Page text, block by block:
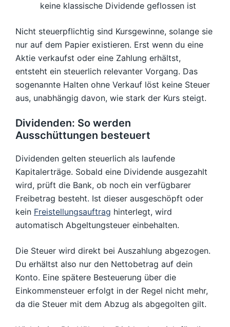
keine klassische Dividende geflossen ist
Nicht steuerpflichtig sind Kursgewinne, solange sie
nur auf dem Papier existieren. Erst wenn du eine
Aktie verkaufst oder eine Zahlung erhältst,
entsteht ein steuerlich relevanter Vorgang. Das
sogenannte Halten ohne Verkauf löst keine Steuer
aus, unabhängig davon, wie stark der Kurs steigt.
Dividenden: So werden
Ausschüttungen besteuert
Dividenden gelten steuerlich als laufende
Kapitalerträge. Sobald eine Dividende ausgezahlt
wird, prüft die Bank, ob noch ein verfügbarer
Freibetrag besteht. Ist dieser ausgeschöpft oder
kein Freistellungsauftrag hinterlegt, wird
automatisch Abgeltungsteuer einbehalten.
Die Steuer wird direkt bei Auszahlung abgezogen.
Du erhältst also nur den Nettobetrag auf dein
Konto. Eine spätere Besteuerung über die
Einkommensteuer erfolgt in der Regel nicht mehr,
da die Steuer mit dem Abzug als abgegolten gilt.